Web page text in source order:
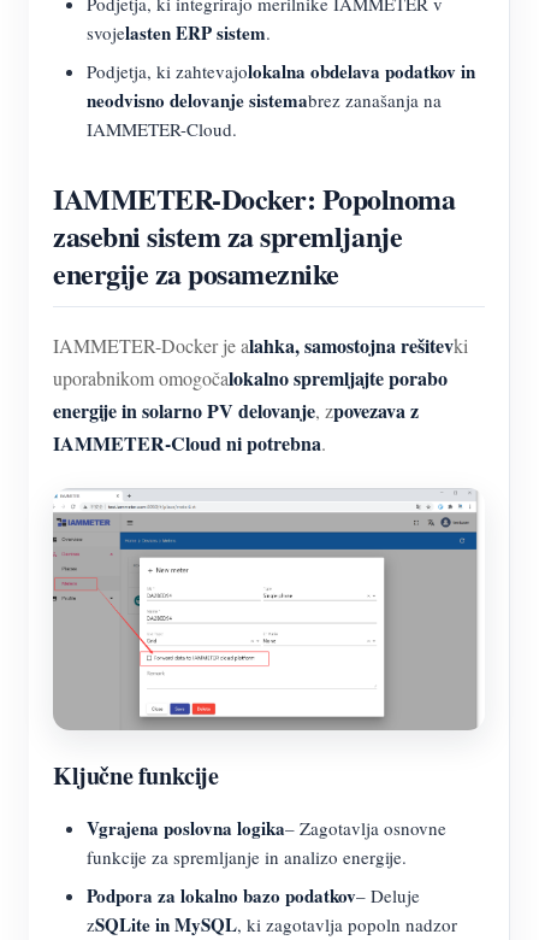
svojelasten ERP sistem.
Podjetja, ki zahtevajolokalna obdelava podatkov in
neodvisno delovanje sistemabrez zanašanja na
IAMMETER-Cloud.
IAMMETER-Docker: Popolnoma
zasebni sistem za spremljanje
energije za posameznike
IAMMETER-Docker je alahka, samostojna rešitevki
uporabnikom omogočalokalno spremljajte porabo
energije in solarno PV delovanje, zpovezava z
IAMMETER-Cloud ni potrebna.
Ključne funkcije
Vgrajena poslovna logika– Zagotavlja osnovne
funkcije za spremljanje in analizo energije.
Podpora za lokalno bazo podatkov– Deluje
zSQLite in MySQL, ki zagotavlja popoln nadzor